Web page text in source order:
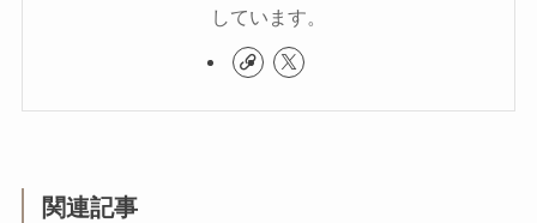
しています。
関連記事